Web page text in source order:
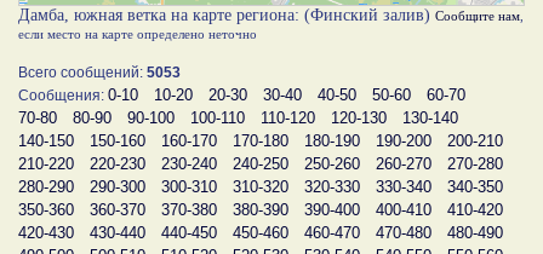
Дамба, южная ветка на карте региона: (Финский залив) Сообщите нам
если место на карте определено неточно
Всего сообщений: 5053
Сообщения: 0-10 10-20 20-30 30-40 40-50 50-60
60-70
70-80
80-90 90-100 100-110 110-120 120-130
130-140
140-150
150-160 160-170 170-180 180-190 190-200
200-210
210-220
220-230 230-240 240-250 250-260 260-270
270-280
280-290
290-300 300-310 310-320 320-330 330-340
340-350
350-360
360-370 370-380 380-390 390-400 400-410
410-420
420-430
430-440 440-450 450-460 460-470 470-480
480-490